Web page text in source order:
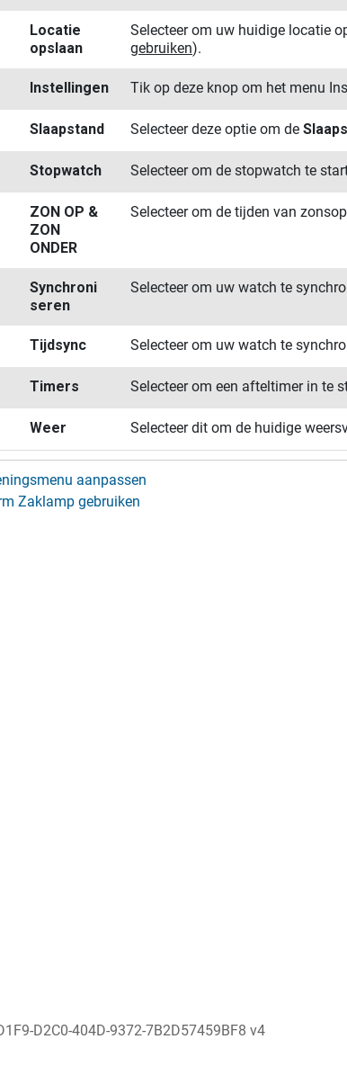
Locatie
opslaan
Selecteer om uw huidige locatie
gebruiken).
Instel​lingen Tik op deze knop om het menu
Slaapstand Selecteer deze optie om de
Stopwatch Selecteer om de stopwatch te
ZON OP &
ZON
ONDER
Selecteer om de tijden van
Synchroni​
seren
Selecteer om uw watch te
Tijdsync Selecteer om uw watch te
Timers Selecteer om een afteltimer in te
Weer Selecteer dit om de huidige
aanpassen
Zaklamp gebruiken
D2C0-404D-9372-7B2D57459BF8 v4